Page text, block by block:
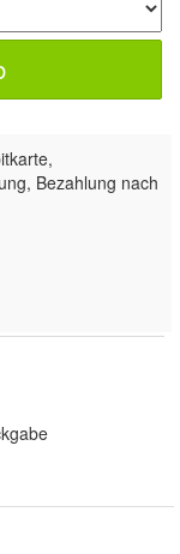
Bezahlung nach